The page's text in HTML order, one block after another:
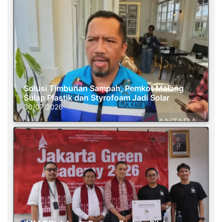
Solusi Timbunan Sampah, Pemkot Malang
Sulap Plastik dan Styrofoam Jadi Solar
30/07/2026